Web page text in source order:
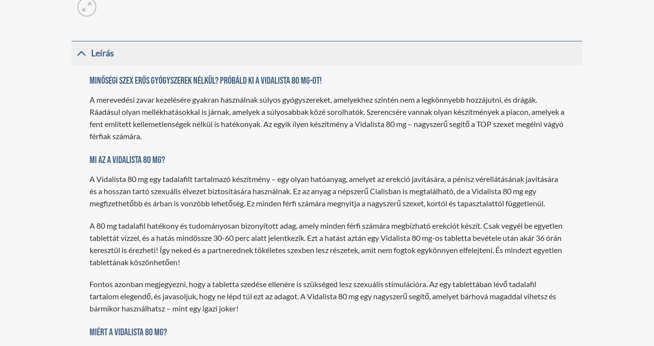
Leírás
Minőségi szex erős gyógyszerek nélkül? Próbáld ki a Vidalista 80 mg-ot!
A merevedési zavar kezelésére gyakran használnak súlyos gyógyszereket, amelyekhez szintén nem a legkönnyebb hozzájutni, és drágák.
Ráadásul olyan mellékhatásokkal is járnak, amelyek a súlyosabbak közé sorolhatók. Szerencsére vannak olyan készítmények a piacon, amelyek a
fent említett kellemetlenségek nélkül is hatékonyak. Az egyik ilyen készítmény a Vidalista 80 mg – nagyszerű segítő a TOP szexet megélni vágyó
férfiak számára.
Mi az a Vidalista 80 mg?
A Vidalista 80 mg egy tadalafilt tartalmazó készítmény – egy olyan hatóanyag, amelyet az erekció javítására, a pénisz vérellátásának javítására
és a hosszan tartó szexuális élvezet biztosítására használnak. Ez az anyag a népszerű Cialisban is megtalálható, de a Vidalista 80 mg egy
megfizethetőbb és árban is vonzóbb lehetőség. Ez minden férfi számára megnyitja a nagyszerű szexet, kortól és tapasztalattól függetlenül.
A 80 mg tadalafil hatékony és tudományosan bizonyított adag, amely minden férfi számára megbízható erekciót készít. Csak vegyél be egyetlen
tablettát vízzel, és a hatás mindössze 30-60 perc alatt jelentkezik. Ezt a hatást aztán egy Vidalista 80 mg-os tabletta bevétele után akár 36 órán
keresztül is érezheti! Így neked és a partnerednek tökéletes szexben lesz részetek, amit nem fogtok egykönnyen elfelejteni. És mindezt egyetlen
tablettának köszönhetően!
Fontos azonban megjegyezni, hogy a tabletta szedése ellenére is szükséged lesz szexuális stimulációra. Az egy tablettában lévő tadalafil
tartalom elegendő, és javasoljuk, hogy ne lépd túl ezt az adagot. A Vidalista 80 mg egy nagyszerű segítő, amelyet bárhová magaddal vihetsz és
bármikor használhatsz – mint egy igazi joker!
Miért a Vidalista 80 mg?